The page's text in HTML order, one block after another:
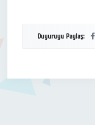
Duyuruyu Paylaş: